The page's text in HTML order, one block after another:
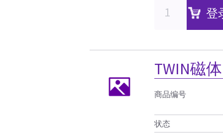
登
TWIN磁
商品编号
状态